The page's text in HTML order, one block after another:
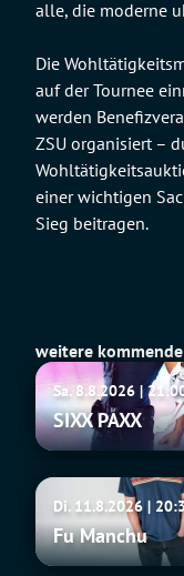
alle, die moderne
Die
auf der Tournee
werden
ZSU organisiert –
einer wichtigen
Sieg beitragen.
weitere
SIXX
PAXXSa. 8.8.2026 |
SIXX PAXX
Fu
Manchu
Di. 11.8.2026 |
Fu Manchu